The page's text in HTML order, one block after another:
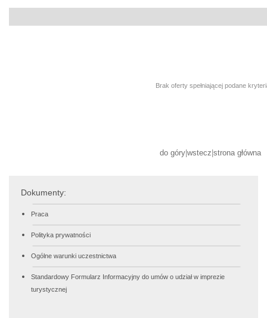
Brak oferty spełniającej podane
do góry wstecz strona główna
Dokumenty:
Praca
Polityka prywatności
Ogólne warunki uczestnictwa
Standardowy Formularz Informacyjny do umów o udział w imprezie
turystycznej